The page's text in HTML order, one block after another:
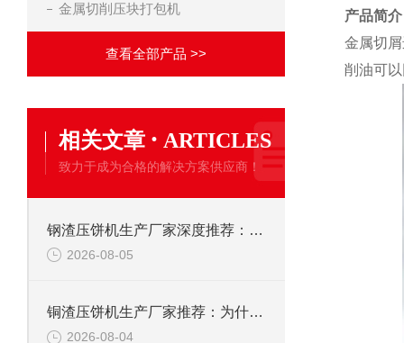
金属切削压块打包机
查看全部产品 >>
相关文章 · ARTICLES
致力于成为合格的解决方案供应商！
钢渣压饼机生产厂家深度推荐：为何恩派特成为高净值产线的优选
2026-08-05
铜渣压饼机生产厂家推荐：为什么恩派特成为众多企业的信赖？
2026-08-04
产品简
金属切
削油可